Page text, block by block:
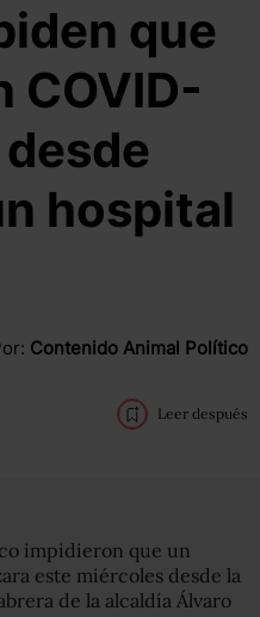
que
COVID-
hospital
Contenido Animal Político
Leer después
impidieron que un
este miércoles desde la
de la alcaldía Álvaro